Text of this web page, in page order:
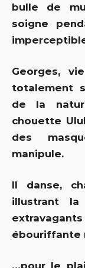
bulle de
soigne
Georges,
totalement
de la
chouette
des
manipule.
Il danse,
illustrant
ébouriffante